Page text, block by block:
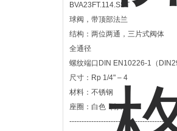
BVA23FT.114.SST
球阀，带顶部法兰
结构：两位两通，三片式阀体
全通径
螺纹端口DIN EN10226-1（
尺寸：Rp 1/4" – 4
材料：不锈钢
座圈：白色（标准）
---------------------------------------